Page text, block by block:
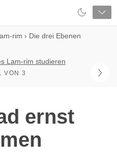
rim › Die drei Ebenen
Lam-rim studieren
VON 3
ernst